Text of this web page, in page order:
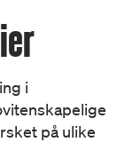
i
på ulike